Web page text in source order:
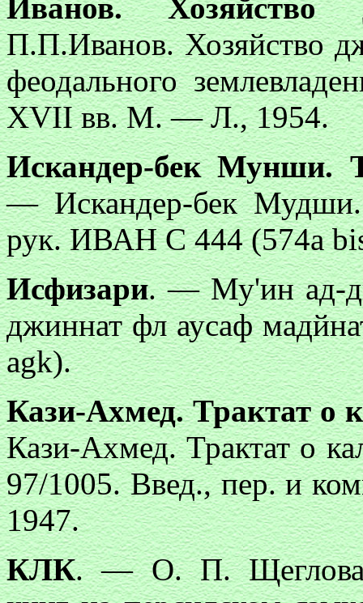
Иванов. Хозяйство
П.П.Иванов. Хозяйство
феодального
XVII вв. М. — Л., 1954.
Искандер-бек Мунши.
— Искандер-бек Мудши.
рук. ИВАН С 444 (574а
Исфизари. — Му'ин ад-
джиннат фл аусаф
agk).
Кази-Ахмед. Трактат о
Кази-Ахмед. Трактат о
97/1005. Введ., пер. и
1947.
КЛК. — О. П. Щеглова.